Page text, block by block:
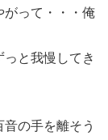
がって・・・俺
っと我慢してき
の手を離そう